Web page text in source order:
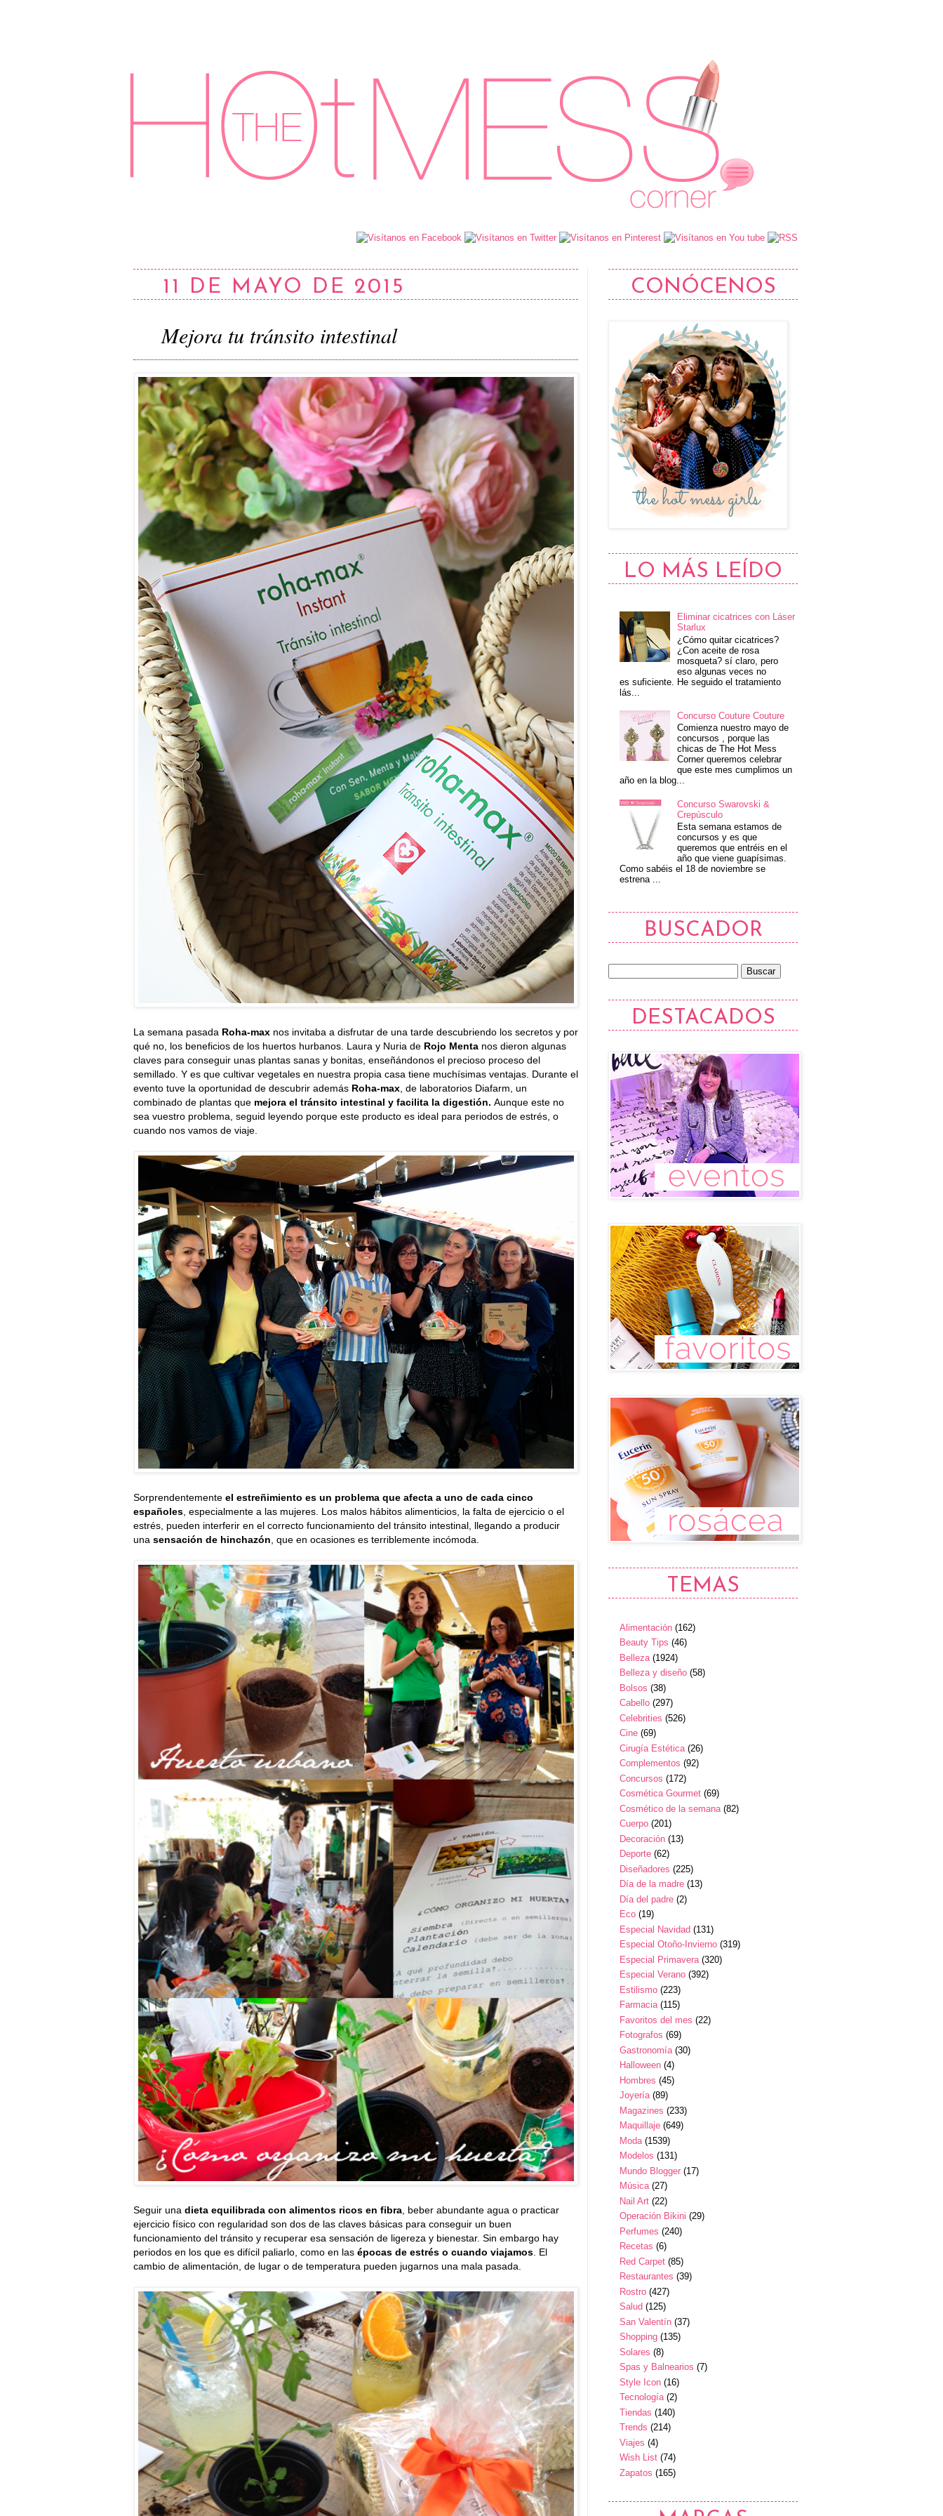
11 DE MAYO DE 2015
Mejora tu tránsito intestinal
La semana pasada Roha-max nos invitaba a disfrutar de una tarde descubriendo los secretos y por
qué no, los beneficios de los huertos hurbanos. Laura y Nuria de Rojo Menta nos dieron algunas
claves para conseguir unas plantas sanas y bonitas, enseñándonos el precioso proceso del
semillado. Y es que cultivar vegetales en nuestra propia casa tiene muchísimas ventajas. Durante el
evento tuve la oportunidad de descubrir además Roha-max , de laboratorios Diafarm, un
combinado de plantas que mejora el tránsito intestinal y facilita la digestión. Aunque este no
sea vuestro problema, seguid leyendo porque este producto es ideal para periodos de estrés, o
cuando nos vamos de viaje.
Sorprendentemente el estreñimiento es un problema que afecta a uno de cada cinco
españoles , especialmente a las mujeres. Los malos hábitos alimenticios, la falta de ejercicio o el
estrés, pueden interferir en el correcto funcionamiento del tránsito intestinal, llegando a producir
una sensación de hinchazón , que en ocasiones es terriblemente incómoda.
Seguir una dieta equilibrada con alimentos ricos en fibra , beber abundante agua o practicar
ejercicio físico con regularidad son dos de las claves básicas para conseguir un buen
funcionamiento del tránsito y recuperar esa sensación de ligereza y bienestar. Sin embargo hay
periodos en los que es difícil paliarlo, como en las épocas de estrés o cuando viajamos . El
cambio de alimentación, de lugar o de temperatura pueden jugarnos una mala pasada.
CONÓCENOS
LO MÁS LEÍDO
Eliminar cicatrices con Láser
Starlux
¿Cómo quitar cicatrices?
¿Con aceite de rosa
mosqueta? sí claro, pero
eso algunas veces no
es suficiente. He seguido el tratamiento
lás...
Concurso Couture Couture
Comienza nuestro mayo de
concursos , porque las
chicas de The Hot Mess
Corner queremos celebrar
que este mes cumplimos un
año en la blog...
Concurso Swarovski &
Crepúsculo
Esta semana estamos de
concursos y es que
queremos que entréis en el
año que viene guapísimas.
Como sabéis el 18 de noviembre se
estrena ...
BUSCADOR
DESTACADOS
TEMAS
Alimentación (162)
Beauty Tips (46)
Belleza (1924)
Belleza y diseño (58)
Bolsos (38)
Cabello (297)
Celebrities (526)
Cine (69)
Cirugía Estética (26)
Complementos (92)
Concursos (172)
Cosmética Gourmet (69)
Cosmético de la semana (82)
Cuerpo (201)
Decoración (13)
Deporte (62)
Diseñadores (225)
Día de la madre (13)
Día del padre (2)
Eco (19)
Especial Navidad (131)
Especial Otoño-Invierno (319)
Especial Primavera (320)
Especial Verano (392)
Estilismo (223)
Farmacia (115)
Favoritos del mes (22)
Fotografos (69)
Gastronomía (30)
Halloween (4)
Hombres (45)
Joyería (89)
Magazines (233)
Maquillaje (649)
Moda (1539)
Modelos (131)
Mundo Blogger (17)
Música (27)
Nail Art (22)
Operación Bikini (29)
Perfumes (240)
Recetas (6)
Red Carpet (85)
Restaurantes (39)
Rostro (427)
Salud (125)
San Valentín (37)
Shopping (135)
Solares (8)
Spas y Balnearios (7)
Style Icon (16)
Tecnología (2)
Tiendas (140)
Trends (214)
Viajes (4)
Wish List (74)
Zapatos (165)